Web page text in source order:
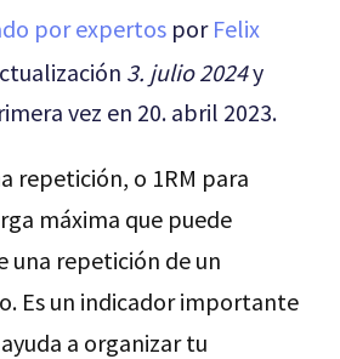
por expertos por Felix
3. julio 2024y
vez en 20. abril 2023.
repetición, o 1RM para
máxima que puede
una repetición de un
Es un indicador importante
a organizar tu